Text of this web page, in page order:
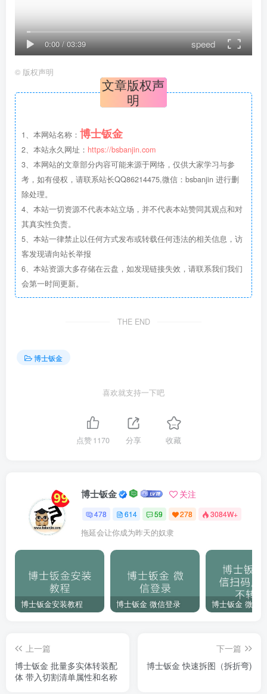
0:00/03:39 speed
© 版权声明
文章版权声
明
1、本网站名称： 博士钣金
2、本站永久网址： https://bsbanjin.com
3、本网站的文章部分内容可能来源于网络，仅供大家学习与参
考，如有侵权，请联系站长QQ86214475,微信：bsbanjin 进行删
除处理。
4、本站一切资源不代表本站立场，并不代表本站赞同其观点和对
其真实性负责。
5、本站一律禁止以任何方式发布或转载任何违法的相关信息，访
客发现请向站长举报
6、本站资源大多存储在云盘，如发现链接失效，请联系我们我们
会第一时间更新。
THE END
博士钣金
喜欢就支持一下吧
点赞1170 分享 收藏
博士钣金 关注
478 614 59 278 3084W+
拖延会让你成为昨天的奴隶
博士钣金安装教程 博士钣金 微信登录
上一篇
博士钣金 批量多实体转装配
体 带入切割清单属性和名称
下一篇
博士钣金 快速拆图（拆折弯)